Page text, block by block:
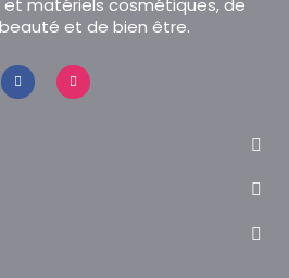
et de bien être.